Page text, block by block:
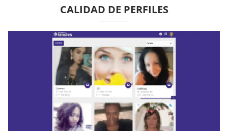
CALIDAD DE PERFILES